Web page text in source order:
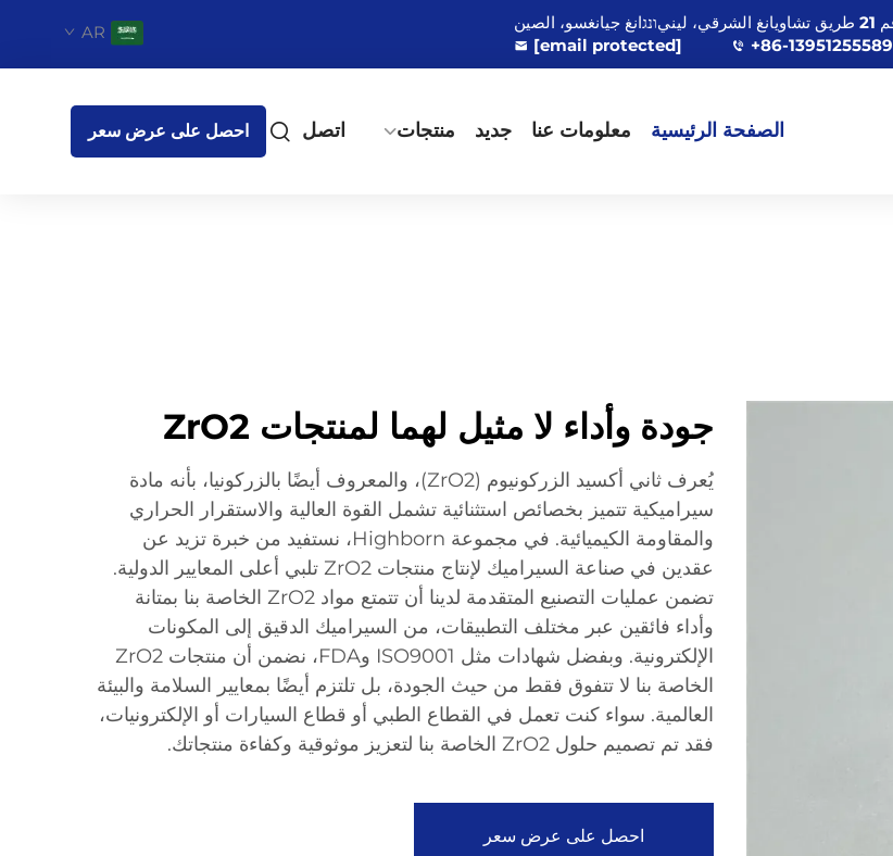
+86-13951255589
[email protected]
AR
الصفحة الرئيسية معلومات عنا جديد منتجات اتصل احصل على عرض سعر
جودة وأداء لا مثيل لهما لمنتجات ZrO2
يُعرف ثاني أكسيد الزركونيوم (ZrO2)، والمعروف أيضًا بالزركونيا، بأنه مادة
سيراميكية تتميز بخصائص استثنائية تشمل القوة العالية والاستقرار الحراري
والمقاومة الكيميائية. في مجموعة Highborn، نستفيد من خبرة تزيد عن
عقدين في صناعة السيراميك لإنتاج منتجات ZrO2 تلبي أعلى المعايير الدولية.
تضمن عمليات التصنيع المتقدمة لدينا أن تتمتع مواد ZrO2 الخاصة بنا بمتانة
وأداء فائقين عبر مختلف التطبيقات، من السيراميك الدقيق إلى المكونات
الإلكترونية. وبفضل شهادات مثل ISO9001 وFDA، نضمن أن منتجات ZrO2
الخاصة بنا لا تتفوق فقط من حيث الجودة، بل تلتزم أيضًا بمعايير السلامة والبيئة
العالمية. سواء كنت تعمل في القطاع الطبي أو قطاع السيارات أو الإلكترونيات،
فقد تم تصميم حلول ZrO2 الخاصة بنا لتعزيز موثوقية وكفاءة منتجاتك.
احصل على عرض سعر